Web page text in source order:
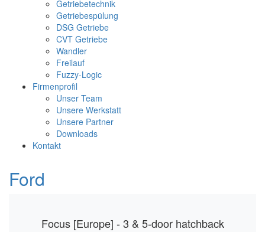
Getriebetechnik
Getriebespülung
DSG Getriebe
CVT Getriebe
Wandler
Freilauf
Fuzzy-Logic
Firmenprofil
Unser Team
Unsere Werkstatt
Unsere Partner
Downloads
Kontakt
Ford
Focus [Europe] - 3 & 5-door hatchback